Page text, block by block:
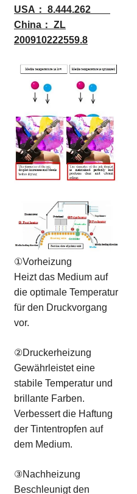
USA： 8.444.262
China： ZL
200910222559.8
①Vorheizung
Heizt das Medium auf
die optimale Temperatur
für den Druckvorgang
vor.
②Druckerheizung
Gewährleistet eine
stabile Temperatur und
brillante Farben.
Verbessert die Haftung
der Tintentropfen auf
dem Medium.
③Nachheizung
Beschleunigt den